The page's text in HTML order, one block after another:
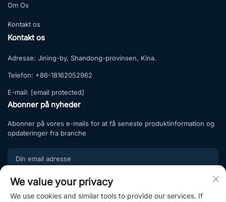
Om Os
Kontakt os
Kontakt os
Adresse: Jining-by, Shandong-provinsen, Kina.
Telefon: +86-18162052962
E-mail: [email protected]
Abonner på nyheder
Abonner på vores e-mails for at få seneste produktinformation og
opdateringer fra branche
Tilmeld
We value your privacy
We use cookies and similar tools to provide our services. If